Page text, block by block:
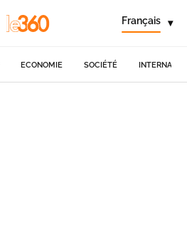
Français ▾
ECONOMIE SOCIÉTÉ